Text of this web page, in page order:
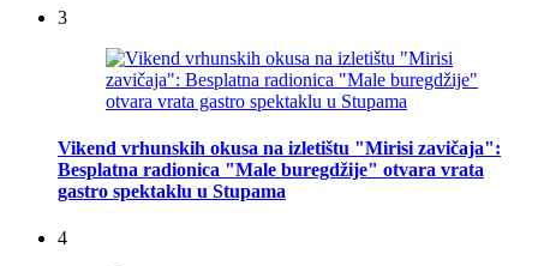
3
Vikend vrhunskih okusa na izletištu "Mirisi zavičaja":
Besplatna radionica "Male buregdžije" otvara vrata
gastro spektaklu u Stupama
4